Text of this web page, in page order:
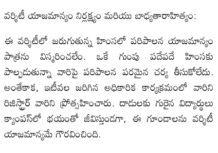
వర్శిటీ యాజమాన్యం నిర్లక్ష్యం మరియు బాధ్యతారాహిత్యం:
ఈ వర్శిటీలో జరుగుతున్న హింసలో పరిపాలన యాజమాన్యం
పాత్రను విస్మరించలేం. ఒకే గుంపు పదేపదే హింసకు
పాల్పడుతున్నా వారిపై పరిపాలన పరమైన చర్య తీసుకోలేదు.
అంతేకాక, ఇటీవల జరిగిన అధికారిక కార్యక్రమంలో‌ వారిని
రిజిస్ట్రార్ వారిని ప్రోత్సహించారు. దాడులకు గురైన విద్యార్థులు
క్యాంపస్‌లో భయంతో జీవిస్తుండగా, ఈ గూండాలను వర్శిటీ
యాజమాన్యమే గౌరవించింది.